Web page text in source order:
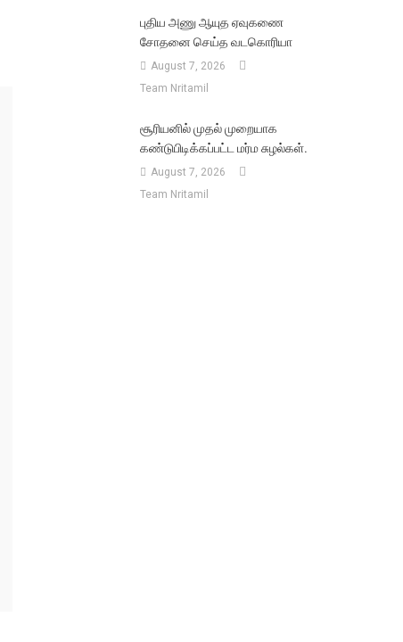
புதிய அணு ஆயுத ஏவுகணை
சோதனை செய்த வடகொரியா
August 7, 2026
Team Nritamil
சூரியனில் முதல் முறையாக
கண்டுபிடிக்கப்பட்ட மர்ம சுழல்கள்.
August 7, 2026
Team Nritamil